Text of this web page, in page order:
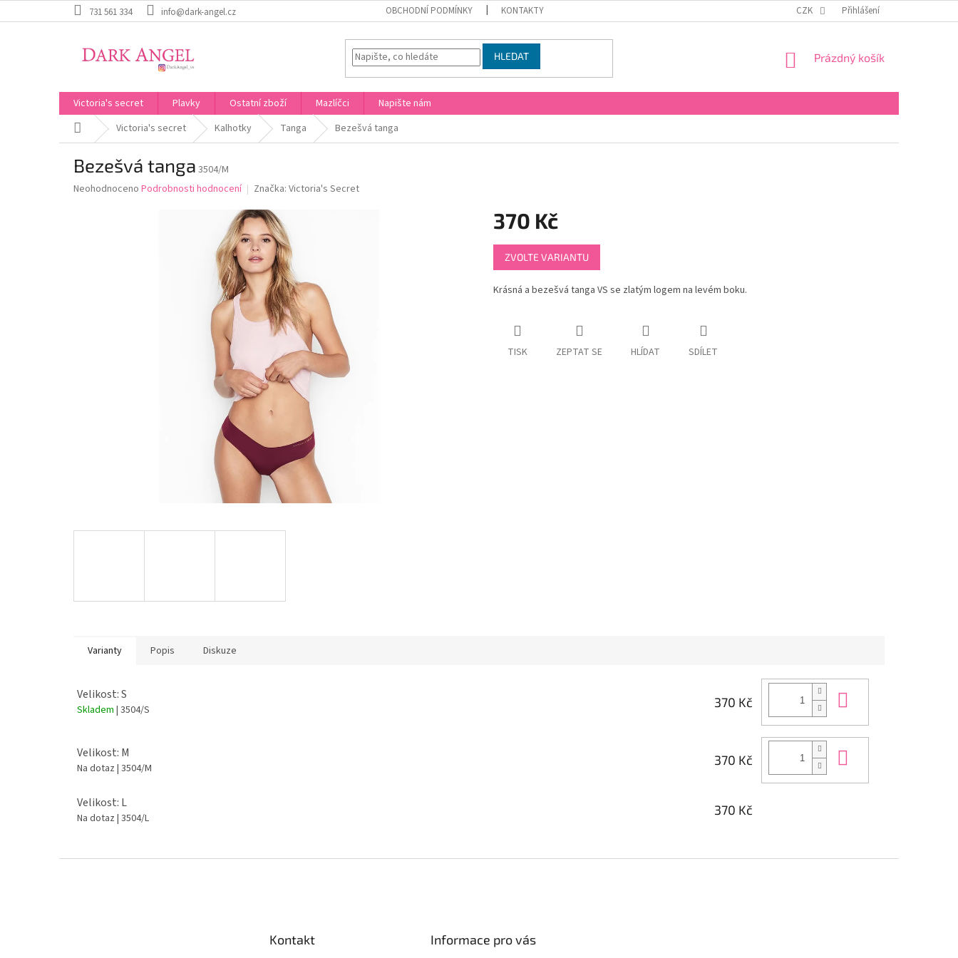
na
731 561 334 info@dark-angel.cz OBCHODNÍ PODMÍNKY KONTAKTY CZK Přihlášení
HLEDAT
NÁKUPNÍ
Prázdný košík
Victoria's secret Plavky Ostatní zboží Mazlíčci
Napište nám
Domů Victoria's secret Kalhotky Tanga Bezešvá tanga
Bezešvá tanga 3504/M
Průměrné
Neohodnoceno Podrobnosti hodnocení Značka: Victoria's Secret
370 Kč
Měrná
cena:
ZVOLTE VARIANTU
Krásná a bezešvá tanga VS se zlatým logem na levém boku.
TISK ZEPTAT SE HLÍDAT SDÍLET
Varianty Popis Diskuze
Velikost: S
Skladem | 3504/S
370 Kč
Velikost: M
Na dotaz | 3504/M
370 Kč
Velikost: L
Na dotaz | 3504/L
370 Kč
Kontakt Informace pro vás